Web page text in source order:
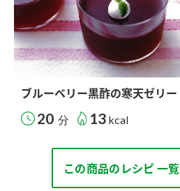
ブルーベリー黒酢の寒天ゼリー
20 分 13 kcal
この商品のレシピ 一覧